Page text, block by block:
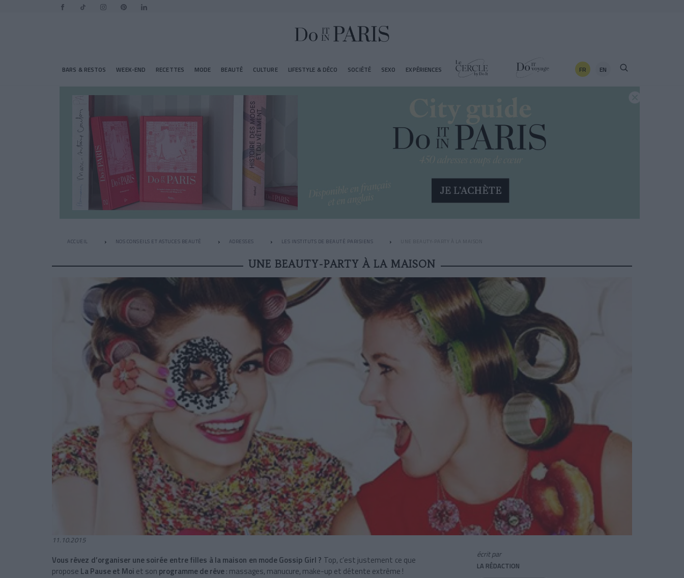
BARS & RESTOS WEEK-END RECETTES MODE BEAUTÉ CULTURE LIFESTYLE & DÉCO SOCIÉTÉ SEXO EXPÉRIENCES FR EN
ACCUEIL NOS CONSEILS ET ASTUCES BEAUTÉ ADRESSES LES INSTITUTS DE BEAUTÉ PARISIENS UNE BEAUTY-PARTY À LA MAISON
UNE BEAUTY-PARTY À LA MAISON
11.10.2015
Vous rêvez d’organiser une soirée entre filles à la maison en mode Gossip Girl ? Top, c’est justement ce que
propose La Pause et Moi et son programme de rêve: massages, manucure, make-up et détente extrême !
écrit par
LA RÉDACTION